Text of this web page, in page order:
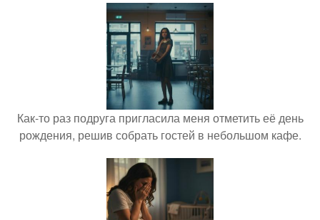
Как-то раз подруга пригласила меня отметить её день
рождения, решив собрать гостей в небольшом кафе.